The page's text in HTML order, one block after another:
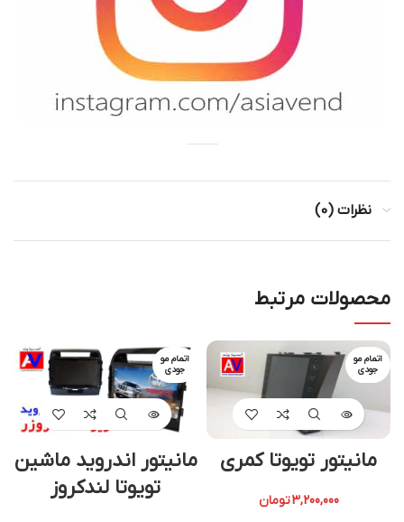
نظرات (0)
محصولات مرتبط
اتمام مو
جودی
مانیتور تویوتا کمری
3,200,000تومان
اتمام مو
جودی
مانیتور اندروید ماشین
تویوتا لندکروز